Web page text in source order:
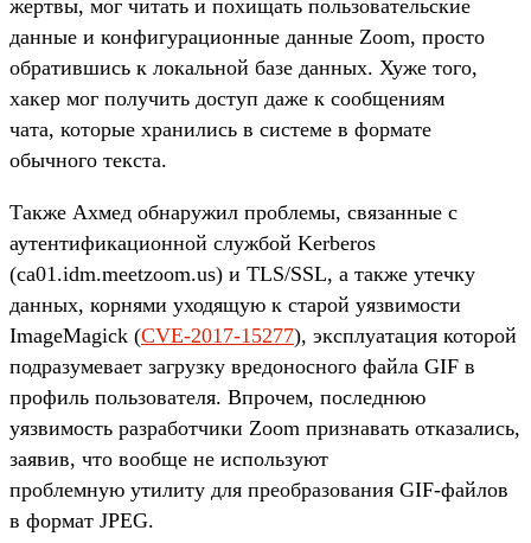
жертвы, мог читать и похищать пользовательские
данные и конфигурационные данные Zoom, просто
обратившись к локальной базе данных. Хуже того,
хакер мог получить доступ даже к сообщениям
чата, которые хранились в системе в формате
обычного текста.
Также Ахмед обнаружил проблемы, связанные с
аутентификационной службой Kerberos
(ca01.idm.meetzoom.us) и TLS/SSL, а также утечку
данных, корнями уходящую к старой уязвимости
ImageMagick (CVE-2017-15277), эксплуатация которой
подразумевает загрузку вредоносного файла GIF в
профиль пользователя. Впрочем, последнюю
уязвимость разработчики Zoom признавать отказались,
заявив, что вообще не используют
проблемную утилиту для преобразования GIF-файлов
в формат JPEG.